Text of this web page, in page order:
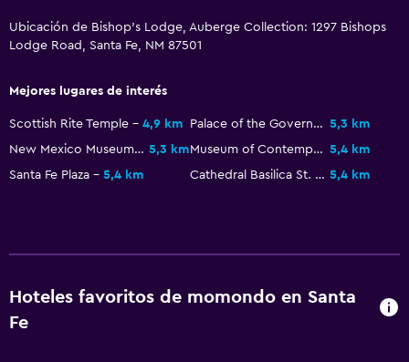
Gimnasio
Ubicación de Bishop's Lodge, Auberge Collection: 1297 Bishops
Lodge Road, Santa Fe, NM 87501
Mejores lugares de interés
Scottish Rite Temple 4,9 km Palace of the Governors 5,3 km
New Mexico Museum of Art 5,3 km Museum of Contemporary Native Arts 5,4 km
Santa Fe Plaza
5,4 km Cathedral Basilica St. Francis of Assisi 5,4 km
Hoteles favoritos de momondo en Santa
Fe